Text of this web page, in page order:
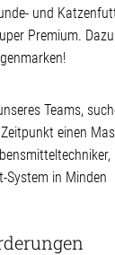
und
Premium.
Teams,
einen
System in Minden